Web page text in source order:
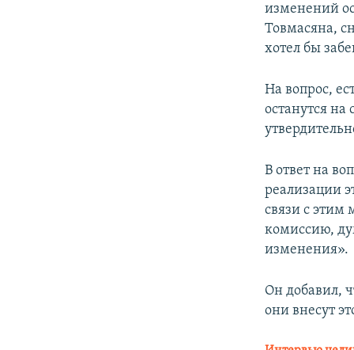
изменений
Товмасяна,
хотел бы
На вопрос,
останутся на
В ответ на
реализации
связи с этим
комиссию,
изменения».
Он добавил,
они внесут